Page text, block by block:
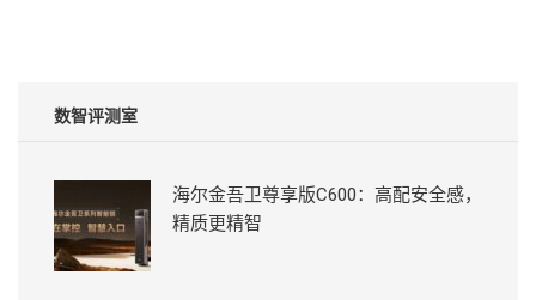
数智评测室
海尔金吾卫尊享版C600：高配安全感，
精质更精智